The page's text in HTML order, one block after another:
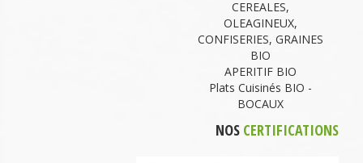
CEREALES,
OLEAGINEUX,
CONFISERIES, GRAINES
BIO
APERITIF BIO
Plats Cuisinés BIO -
BOCAUX
NOS CERTIFICATIONS